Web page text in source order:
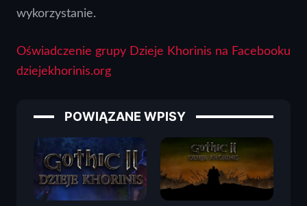
wykorzystanie.
Oświadczenie grupy Dzieje Khorinis na Facebooku
dziejekhorinis.org
POWIĄZANE WPISY